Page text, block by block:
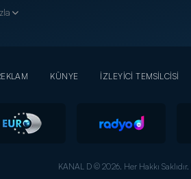
KÜNYE İZLEYİCİ TEMSİLCİSİ
KANAL D © 2026. Her Hakkı Saklıdır.